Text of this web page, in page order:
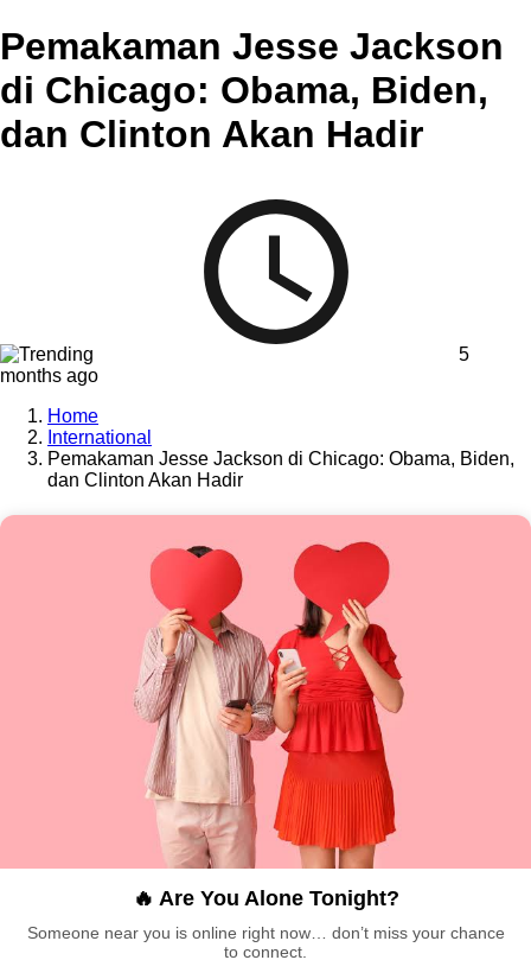
Pemakaman Jesse Jackson
di Chicago: Obama, Biden,
dan Clinton Akan Hadir
5
months ago
Home
International
Pemakaman Jesse Jackson di Chicago: Obama, Biden,
dan Clinton Akan Hadir
🔥 Are You Alone Tonight?
Someone near you is online right now… don’t miss your chance
to connect.